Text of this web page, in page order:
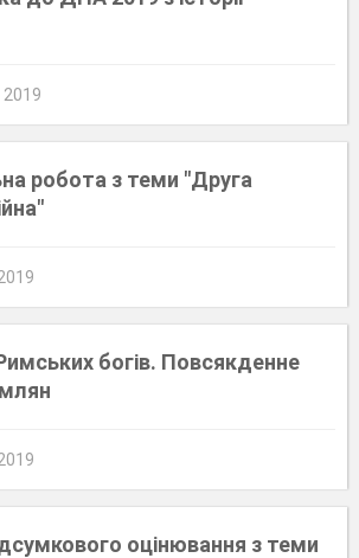
2019
робота з теми "Друга
богів. Повсякденне
оцінювання з теми